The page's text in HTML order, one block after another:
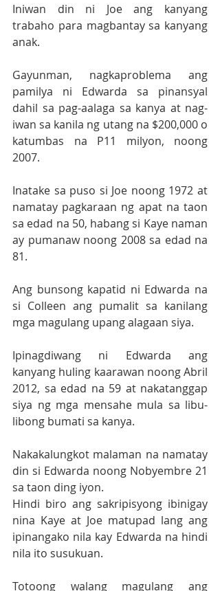
Iniwan din ni Joe ang kanyang
trabaho para magbantay sa kanyang
anak.
Gayunman, nagkaproblema ang
pamilya ni Edwarda sa pinansyal
dahil sa pag-aalaga sa kanya at nag-
iwan sa kanila ng utang na $200,000 o
katumbas na P11 milyon, noong
2007.
Inatake sa puso si Joe noong 1972 at
namatay pagkaraan ng apat na taon
sa edad na 50, habang si Kaye naman
ay pumanaw noong 2008 sa edad na
81.
Ang bunsong kapatid ni Edwarda na
si Colleen ang pumalit sa kanilang
mga magulang upang alagaan siya.
Ipinagdiwang ni Edwarda ang
kanyang huling kaarawan noong Abril
2012, sa edad na 59 at nakatanggap
siya ng mga mensahe mula sa libu-
libong bumati sa kanya.
Nakakalungkot malaman na namatay
din si Edwarda noong Nobyembre 21
sa taon ding iyon.
Hindi biro ang sakripisyong ibinigay
nina Kaye at Joe matupad lang ang
ipinangako nila kay Edwarda na hindi
nila ito susukuan.
Totoong walang magulang ang